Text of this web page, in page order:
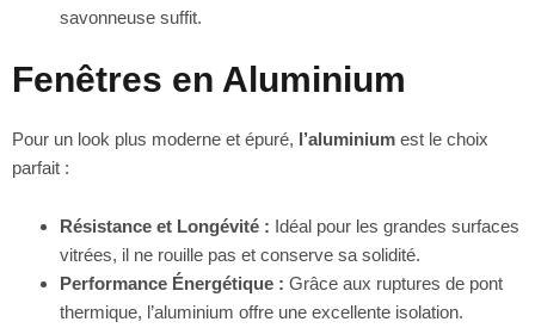
savonneuse suffit.
Fenêtres en Aluminium
Pour un look plus moderne et épuré, l’aluminium est le choix
parfait :
Résistance et Longévité : Idéal pour les grandes surfaces
vitrées, il ne rouille pas et conserve sa solidité.
Performance Énergétique : Grâce aux ruptures de pont
thermique, l’aluminium offre une excellente isolation.